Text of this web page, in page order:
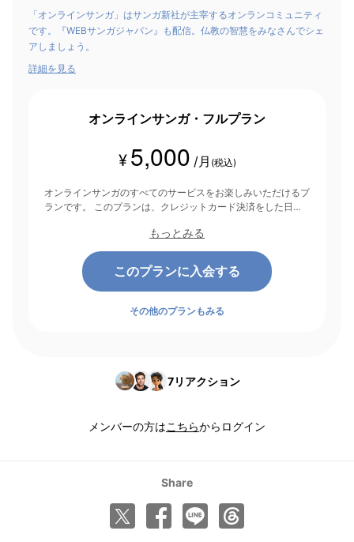
「オンラインサンガ」はサンガ新社が主宰するオンランコミュニティ
です。『WEBサンガジャパン』も配信。仏教の智慧をみなさんでシェ
アしましょう。
詳細を見る
オンラインサンガ・フルプラン
¥ 5,000 /月 (税込)
オンラインサンガのすべてのサービスをお楽しみいただけるプ
ランです。 このプランは、クレジットカード決済をした日を
もっとみる
このプランに入会する
その他のプランもみる
7リアクション
メンバーの方はこちらからログイン
Share